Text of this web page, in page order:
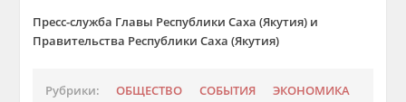
Пресс-служба Главы Республики Саха (Якутия) и
Правительства Республики Саха (Якутия)
Рубрики: ОБЩЕСТВО СОБЫТИЯ ЭКОНОМИКА